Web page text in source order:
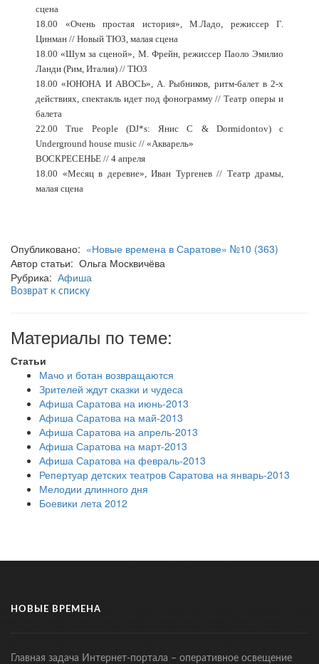
сцена
18.00 «Очень простая история», М.Ладо, режиссер Г.
Цинман // Новый ТЮЗ, малая сцена
18.00 «Шум за сценой», М. Фрейн, режиссер Паоло Эмилио
Ланди (Рим, Италия) // ТЮЗ
18.00 «ЮНОНА И АВОСЬ», А. Рыбников, ритм-балет в 2-х
действиях, спектакль идет под фонограмму // Театр оперы и
балета
22.00 True People (DJ*s: Янис С & Dormidontov) с
Underground house music // «Акварель»
ВОСКРЕСЕНЬЕ // 4 апреля
18.00 «Месяц в деревне», Иван Тургенев // Театр драмы,
малая сцена
Опубликовано: «Новые времена в Саратове» №10 (363)
Автор статьи: Ольга Москвичёва
Рубрика: Афиша
Возврат к списку
Материалы по теме:
Статьи
Мачо и ботан возвращаются
Зрителей ждут сказки и чудеса
Афиша Саратова на июнь-2013
Афиша Саратова на май-2013
Афиша Саратова на апрель-2013
Афиша Саратова на март-2013
Афиша Саратова на февраль-2013
Репертуар детских театров Саратова на январь-2013
Мелодии длинного дня
Боевики лета 2012
НОВЫЕ ВРЕМЕНА
Главная задача Интернет-портала – оперативное освещение